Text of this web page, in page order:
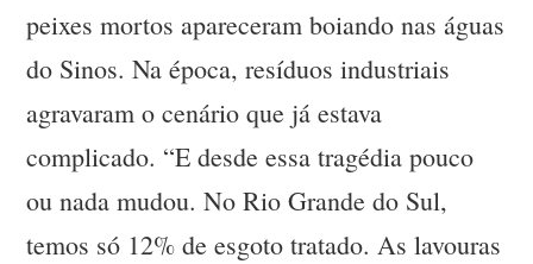
peixes mortos apareceram boiando nas águas
do Sinos. Na época, resíduos industriais
agravaram o cenário que já estava
complicado. “E desde essa tragédia pouco
ou nada mudou. No Rio Grande do Sul,
temos só 12% de esgoto tratado. As lavouras